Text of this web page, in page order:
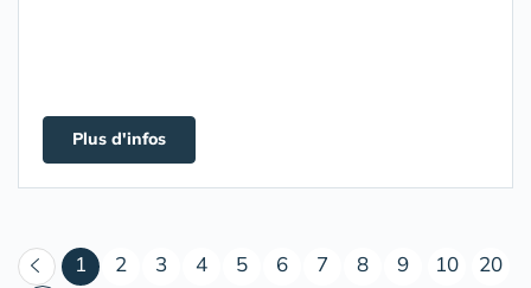
Plus d'infos
1 (courant)
2 3 4 5 6 7 8 9 10 20